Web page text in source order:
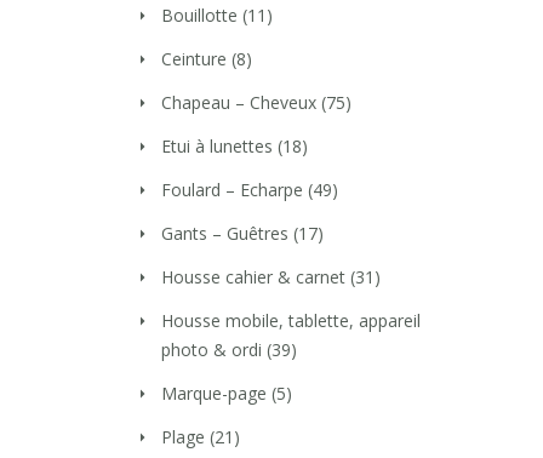
Bouillotte (11)
Ceinture (8)
Chapeau – Cheveux (75)
Etui à lunettes (18)
Foulard – Echarpe (49)
Gants – Guêtres (17)
Housse cahier & carnet (31)
Housse mobile, tablette, appareil
photo & ordi (39)
Marque-page (5)
Plage (21)